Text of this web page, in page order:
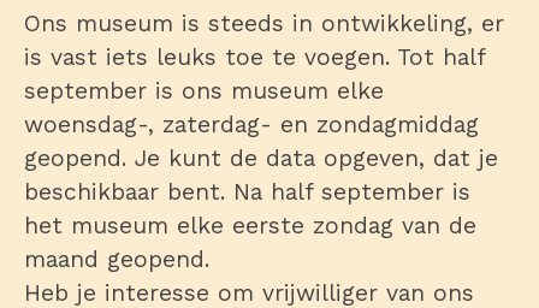
Ons museum is steeds in ontwikkeling, er
is vast iets leuks toe te voegen. Tot half
september is ons museum elke
woensdag-, zaterdag- en zondagmiddag
geopend. Je kunt de data opgeven, dat je
beschikbaar bent. Na half september is
het museum elke eerste zondag van de
maand geopend.
Heb je interesse om vrijwilliger van ons